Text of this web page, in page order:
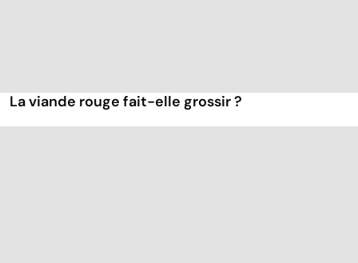
La viande rouge fait-elle grossir ?